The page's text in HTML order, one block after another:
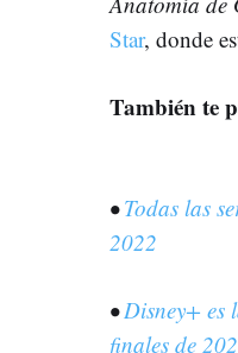
Star, donde
También te
•Todas las
2022
•Disney+ es
finales de